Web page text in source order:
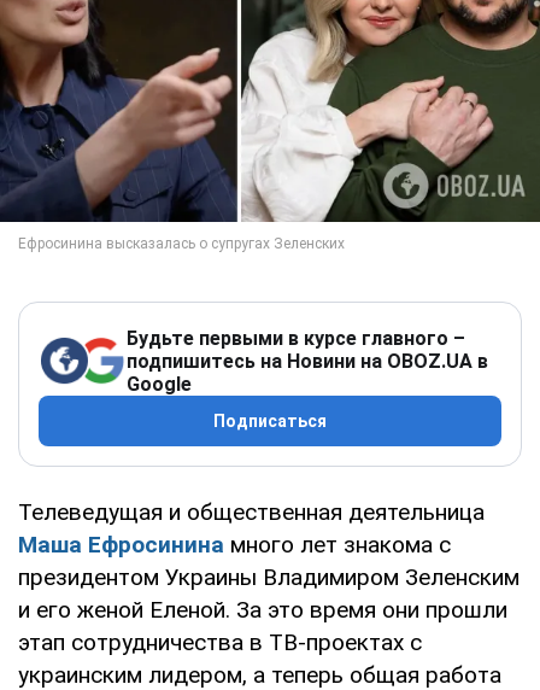
Будьте первыми в курсе главного –
подпишитесь на Новини на OBOZ.UA в
Google
Подписаться
Телеведущая и общественная деятельница
Маша Ефросинина много лет знакома с
президентом Украины Владимиром Зеленским
и его женой Еленой. За это время они прошли
этап сотрудничества в ТВ-проектах с
украинским лидером, а теперь общая работа